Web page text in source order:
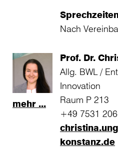
Nach
mehr ...
Prof. Dr.
Allg. BWL /
Innovation
Raum P 213
+49 7531
konstanz.de